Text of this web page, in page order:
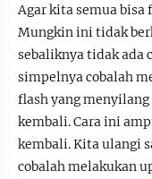
Agar kita semua bisa
Mungkin ini tidak
sebaliknya tidak ada
simpelnya cobalah
flash yang
kembali. Cara ini
kembali. Kita ulangi
cobalah melakukan